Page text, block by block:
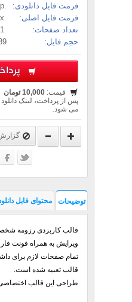
فرمت فایل دانلودی:
فرمت فایل اصلی:
تعداد صفحات:
حجم فایل:
قیمت: 10,000 تومان
پس از پرداخت، لینک
می شود.
توضیحات محتوای فایل
قالب کاربردی رزومه
ویرایش به همراه فونت
تمام صفحات لازم برای
قالب تعبیه شده است.
طراحی این قالب